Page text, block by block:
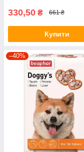
330,50 ₴ 661 ₴
Купити
–40%